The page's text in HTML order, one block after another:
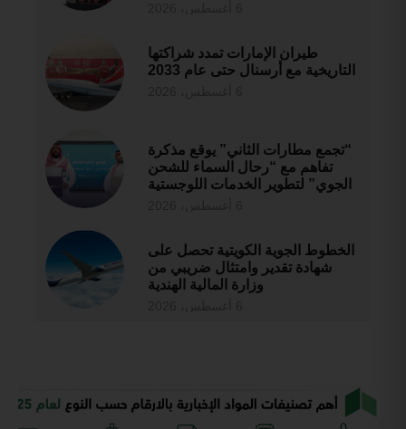
طيران الإمارات تمدد شراكتها
التاريخية مع أرسنال حتى عام 2033
“تجمع مطارات الثاني” يوقع مذكرة
تفاهم مع “رحال السماء للشحن
الجوي” لتطوير الخدمات اللوجستية
الخطوط الجوية الكويتية تحصل على
شهادة تقدير وامتثال ضريبي من
وزارة المالية الهندية